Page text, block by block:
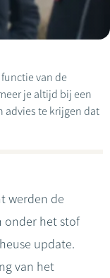
van de
je altijd bij een
advies te krijgen dat
werden de
onder het stof
update.
van het